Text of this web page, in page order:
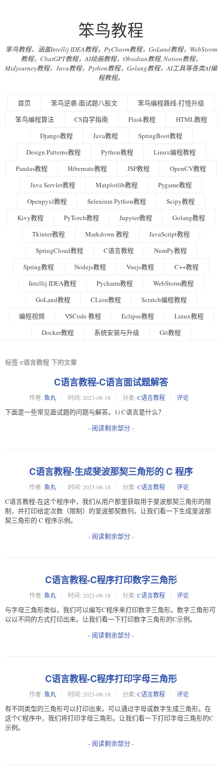
笨鸟教程
笨鸟教程，涵盖Intellij IDEA教程，PyCharm教程，GoLand教程，WebStorm
教程，ChatGPT教程，AI绘画教程，Obsidian教程, Notion教程，
Midjourney教程，Java教程，Python教程，Golang教程，AI工具等各类AI编
程教程。
首页 笨鸟逆袭-面试题八股文
笨鸟编程路线-打怪升级
笨鸟编程算法
CS自学指南 Flask教程
HTML教程
Django教程
Java教程
SpringBoot教程
Design Patterns教程
Python教程
Linux编程教程
Pandas教程
Hibernate教程 JSP教程
OpenCV教程
Java Servlet教程
Matplotlib教程
Pygame教程
Openpyxl教程
Selenium Python教程
Scipy教程
Kivy教程
PyTorch教程 Jupyter教程
Golang教程
Tkinter教程
Markdown 教程
JavaScript教程
SpringCloud教程
C语言教程
NumPy教程
Spring教程
Nodejs教程 Vuejs教程
C++教程
Intellij IDEA教程
Pycharm教程
WebStorm教程
GoLand教程
CLion教程
Scratch编程教程
编程视频
VSCode 教程 Eclipse教程
Linux教程
Docker教程
系统安装与升级 Git教程
标签 c语言教程 下的文章
C语言教程-C语言面试题解答
作者: 鱼丸 时间: 2023-08-18 分类: C语言教程 评论
下面是一些常见面试题的问题与解答。1) C语言是什么？
- 阅读剩余部分 -
C语言教程-生成斐波那契三角形的 C 程序
作者: 鱼丸 时间: 2023-08-18 分类: C语言教程 评论
C语言教程-在这个程序中，我们从用户那里获取用于斐波那契三角形的限
制，并打印给定次数（限制）的斐波那契数列。让我们看一下生成斐波那
契三角形的 C 程序示例。
- 阅读剩余部分 -
C语言教程-C程序打印数字三角形
作者: 鱼丸 时间: 2023-08-18 分类: C语言教程 评论
与字母三角形类似，我们可以编写C程序来打印数字三角形。数字三角形可
以以不同的方式打印出来。让我们看一下打印数字三角形的C示例。
- 阅读剩余部分 -
C语言教程-C程序打印字母三角形
作者: 鱼丸 时间: 2023-08-18 分类: C语言教程 评论
有不同类型的三角形可以打印出来。可以通过字母或数字生成三角形。在
这个C程序中，我们将打印字母三角形。让我们看一下打印字母三角形的C
示例。
- 阅读剩余部分 -